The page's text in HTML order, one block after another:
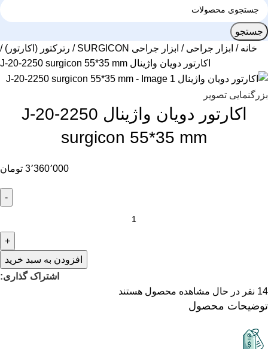
جستجو
خانه
ابزار جراحی ابزار جراحی SURGICON
رترکتور (اکارتور)
اکارتور دویان واژینال J-20-2250 surgicon 55*35 mm
بزرگنمایی تصویر
اکارتور دویان واژینال J-20-2250
surgicon 55*35 mm
3٬360٬000 تومان
افزودن به سبد خرید
اشتراک گذاری:
14 نفر در حال مشاهده محصول هستند
توضیحات محصول